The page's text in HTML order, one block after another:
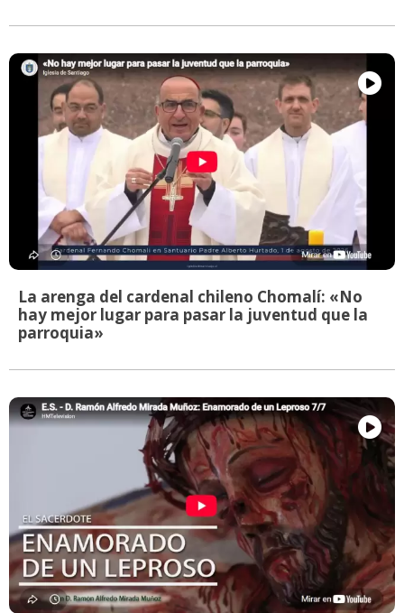
La arenga del cardenal chileno Chomalí: «No
hay mejor lugar para pasar la juventud que la
parroquia»